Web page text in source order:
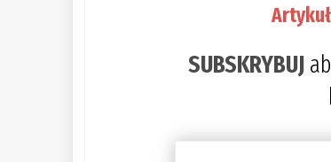
SUBSKRYBUJ